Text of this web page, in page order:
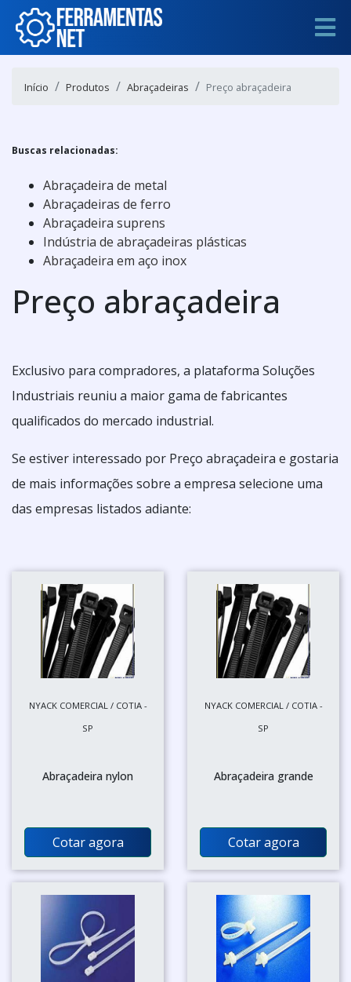
Início Produtos Abraçadeiras Preço abraçadeira
Buscas relacionadas:
Abraçadeira de metal
Abraçadeiras de ferro
Abraçadeira suprens
Indústria de abraçadeiras plásticas
Abraçadeira em aço inox
Preço abraçadeira
Exclusivo para compradores, a plataforma Soluções
Industriais reuniu a maior gama de fabricantes
qualificados do mercado industrial.
Se estiver interessado por Preço abraçadeira e gostaria
de mais informações sobre a empresa selecione uma
das empresas listados adiante:
NYACK COMERCIAL / COTIA -
SP
Abraçadeira nylon
Cotar agora
NYACK COMERCIAL / COTIA -
SP
Abraçadeira grande
Cotar agora